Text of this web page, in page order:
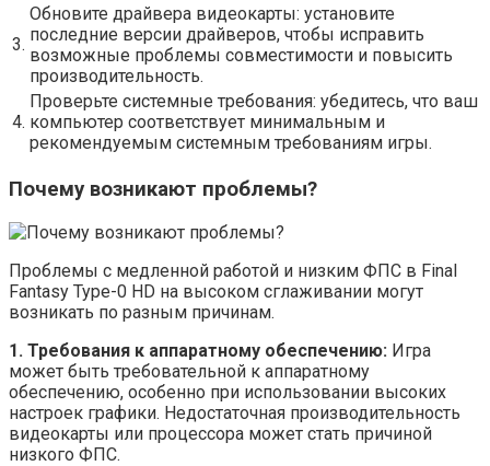
3.
Обновите драйвера видеокарты: установите
последние версии драйверов, чтобы исправить
возможные проблемы совместимости и повысить
производительность.
4.
Проверьте системные требования: убедитесь, что ваш
компьютер соответствует минимальным и
рекомендуемым системным требованиям игры.
Почему возникают проблемы?
Проблемы с медленной работой и низким ФПС в Final
Fantasy Type-0 HD на высоком сглаживании могут
возникать по разным причинам.
1. Требования к аппаратному обеспечению: Игра
может быть требовательной к аппаратному
обеспечению, особенно при использовании высоких
настроек графики. Недостаточная производительность
видеокарты или процессора может стать причиной
низкого ФПС.